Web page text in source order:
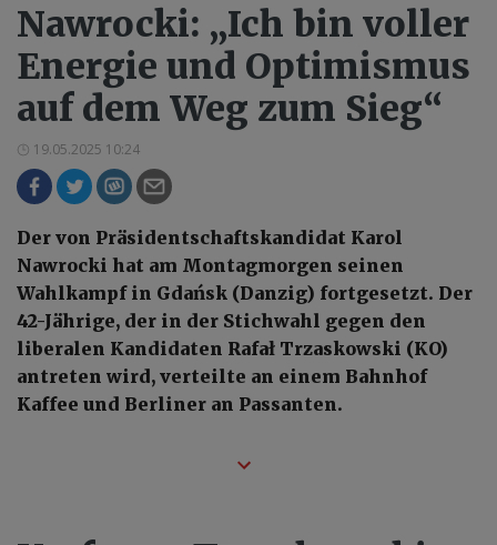
Nawrocki: „Ich bin voller
Energie und Optimismus
auf dem Weg zum Sieg“
19.05.2025 10:24
Der von Präsidentschaftskandidat Karol
Nawrocki hat am Montagmorgen seinen
Wahlkampf in Gdańsk (Danzig) fortgesetzt. Der
42-Jährige, der in der Stichwahl gegen den
liberalen Kandidaten Rafał Trzaskowski (KO)
antreten wird, verteilte an einem Bahnhof
Kaffee und Berliner an Passanten.